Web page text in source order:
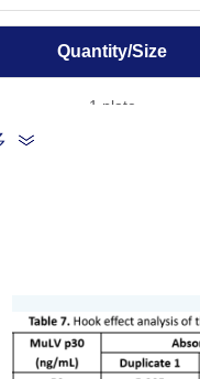
Quantity/Size
1 plate
1 bottle (60 mL)